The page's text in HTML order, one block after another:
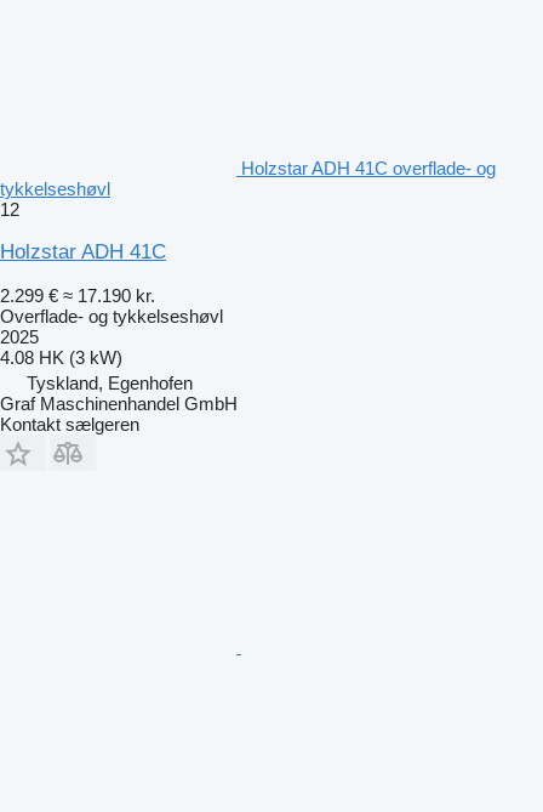
Holzstar ADH 41C overflade- og
tykkelseshøvl
12
Holzstar ADH 41C
2.299 € ≈ 17.190 kr.
Overflade- og tykkelseshøvl
2025
4.08 HK (3 kW)
Tyskland, Egenhofen
Graf Maschinenhandel GmbH
Kontakt sælgeren